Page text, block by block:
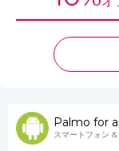
Palmo for
スマートフォン